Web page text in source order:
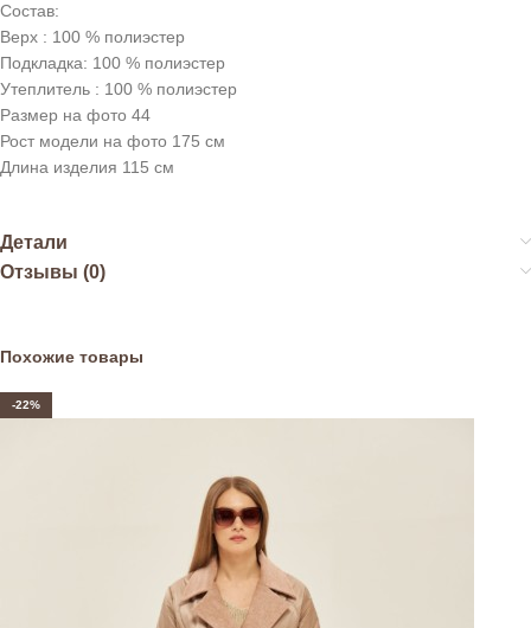
Состав:
Верх : 100 % полиэстер
Подкладка: 100 % полиэстер
Утеплитель : 100 % полиэстер
Размер на фото 44
Рост модели на фото 175 см
Длина изделия 115 см
Детали
Отзывы (0)
Похожие товары
-22%